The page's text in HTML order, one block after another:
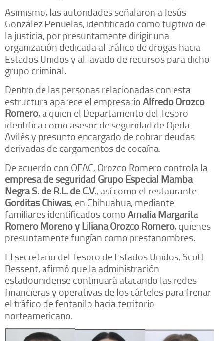
Asimismo, las autoridades señalaron a Jesús
González Peñuelas, identificado como fugitivo de
la justicia, por presuntamente dirigir una
organización dedicada al tráfico de drogas hacia
Estados Unidos y al lavado de recursos para dicho
grupo criminal.
Dentro de las personas relacionadas con esta
estructura aparece el empresarioAlfredo Orozco
Romero, a quien el Departamento del Tesoro
identifica como asesor de seguridad de Ojeda
Avilés y presunto encargado de cobrar deudas
derivadas de cargamentos de cocaína.
De acuerdo con OFAC, Orozco Romero controla la
empresa de seguridad Grupo Especial Mamba
Negra S. de R.L. de C.V., así como el restaurante
Gorditas Chiwas, en Chihuahua, mediante
familiares identificados comoAmalia Margarita
Romero Moreno y Liliana Orozco Romero, quienes
presuntamente fungían como prestanombres.
El secretario del Tesoro de Estados Unidos, Scott
Bessent, afirmó que la administración
estadounidense continuará atacando las redes
financieras y operativas de los cárteles para frenar
el tráfico de fentanilo hacia territorio
norteamericano.